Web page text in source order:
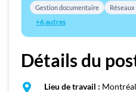
Gestion documentaire
+6 autres
Détails du
Lieu de travail : Montréal